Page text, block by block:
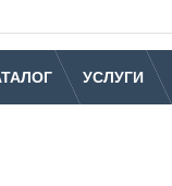
УСЛУГИ